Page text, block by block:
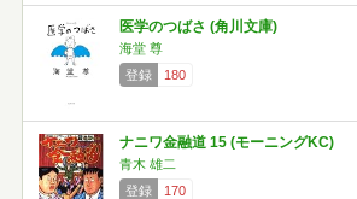
医学のつばさ (角川文庫)
海堂 尊
登録
180
ナニワ金融道 15 (モーニングKC)
青木 雄二
登録
170